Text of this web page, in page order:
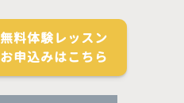
無料体験レッスン
お申込みはこちら